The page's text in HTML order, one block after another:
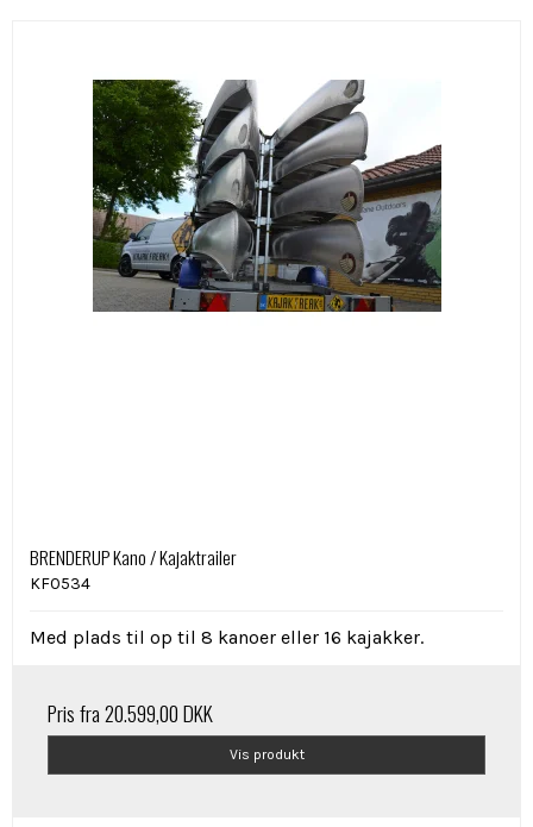
BRENDERUP Kano / Kajaktrailer
KF0534
Med plads til op til 8 kanoer eller 16 kajakker.
Pris fra20.599,00 DKK
Vis produkt